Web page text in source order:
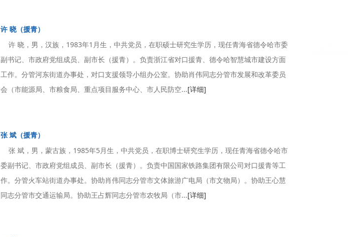
许 晓（援青）
许 晓，男，汉族，1983年1月生，中共党员，在职硕士研究生学历，现任青海省德令哈市委
副书记、市政府党组成员、副市长（援青）。负责浙江省对口援青、德令哈智慧城市建设方面
工作。分管河东街道办事处，对口支援领导小组办公室。协助肖伟同志分管市发展和改革委员
会（市能源局、市粮食局、重点项目服务中心、市人民防空...[详细]
张 斌（援青）
张 斌，男，蒙古族，1985年5月生，中共党员，在职博士研究生学历，现任青海省德令哈市
委副书记、市政府党组成员、副市长（援青）。负责中国国家铁路集团有限公司对口援青等工
作。分管火车站街道办事处。协助肖伟同志分管市文体旅游广电局（市文物局）。协助王心慧
同志分管市交通运输局。协助王占辉同志分管市农牧局（市...[详细]